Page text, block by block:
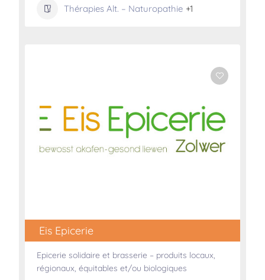
Thérapies Alt. – Naturopathie +1
Eis Epicerie
Epicerie solidaire et brasserie – produits locaux,
régionaux, équitables et/ou biologiques